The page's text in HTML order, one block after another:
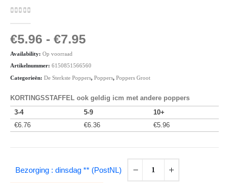
€5.96 - €7.95
Availability: Op voorraad
Artikelnummer: 6150851566560
Categorieën: De Sterkste Poppers, Poppers, Poppers Groot
KORTINGSSTAFFEL ook geldig icm met andere poppers
3-4
5-9
10+
€6.76 €6.36 €5.96
Bezorging : dinsdag ** (PostNL)